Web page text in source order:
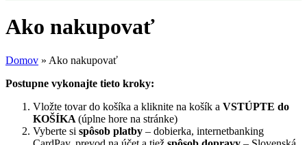
Ako nakupovať
Domov » Ako nakupovať
Postupne vykonajte tieto kroky:
Vložte tovar do košíka a kliknite na košík a VSTÚPTE do
KOŠÍKA (úplne hore na stránke)
Vyberte si spôsob platby – dobierka, internetbanking